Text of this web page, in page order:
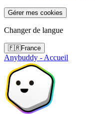
Gérer mes cookies
Changer de langue
🇫🇷France
Anybuddy - Accueil